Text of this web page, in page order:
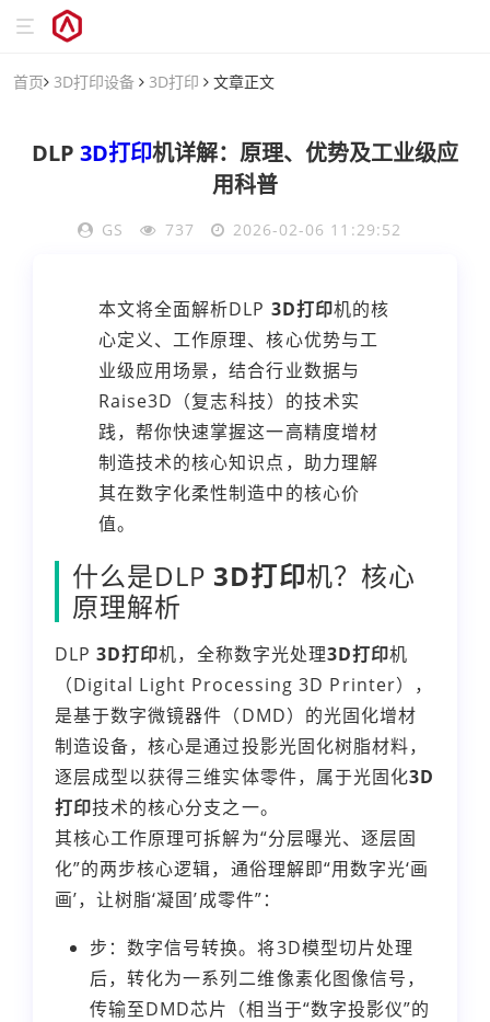
首页 3D打印设备 3D打印 文章正文
DLP 3D打印机详解：原理、优势及工业级应
用科普
GS 737 2026-02-06 11:29:52
本文将全面解析DLP 3D打印机的核
心定义、工作原理、核心优势与工
业级应用场景，结合行业数据与
Raise3D（复志科技）的技术实
践，帮你快速掌握这一高精度增材
制造技术的核心知识点，助力理解
其在数字化柔性制造中的核心价
值。
什么是DLP 3D打印机？核心
原理解析
DLP3D打印机，全称数字光处理3D打印机
（Digital Light Processing 3D Printer），
是基于数字微镜器件（DMD）的光固化增材
制造设备，核心是通过投影光固化树脂材料，
逐层成型以获得三维实体零件，属于光固化3D
打印技术的核心分支之一。
其核心工作原理可拆解为“分层曝光、逐层固
化”的两步核心逻辑，通俗理解即“用数字光‘画
画’，让树脂‘凝固’成零件”：
步：数字信号转换。将3D模型切片处理
后，转化为一系列二维像素化图像信号，
传输至DMD芯片（相当于“数字投影仪”的